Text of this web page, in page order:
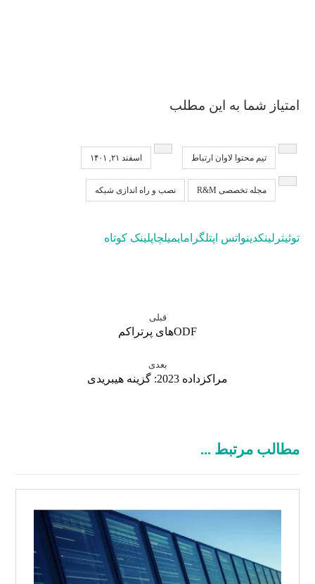
امتیاز شما به این مطلب
تیم محتوا لاوان ارتباط اسفند ۲۱, ۱۴۰۱
مجله تخصصی R&M نصب و راه اندازی شبکه
توئیتر لینکدینواتس اپتلگرامایمیلچاپلینک کوتاه
قبلی
ODFهای پرتراکم
بعدی
مراکزداده 2023: گزینه هیبریدی
مطالب مرتبط ...